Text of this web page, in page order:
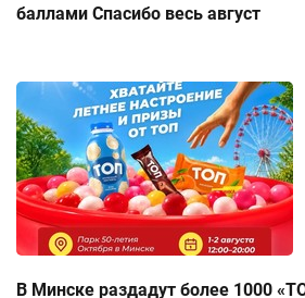
баллами Спасибо весь август
В Минске раздадут более 1000